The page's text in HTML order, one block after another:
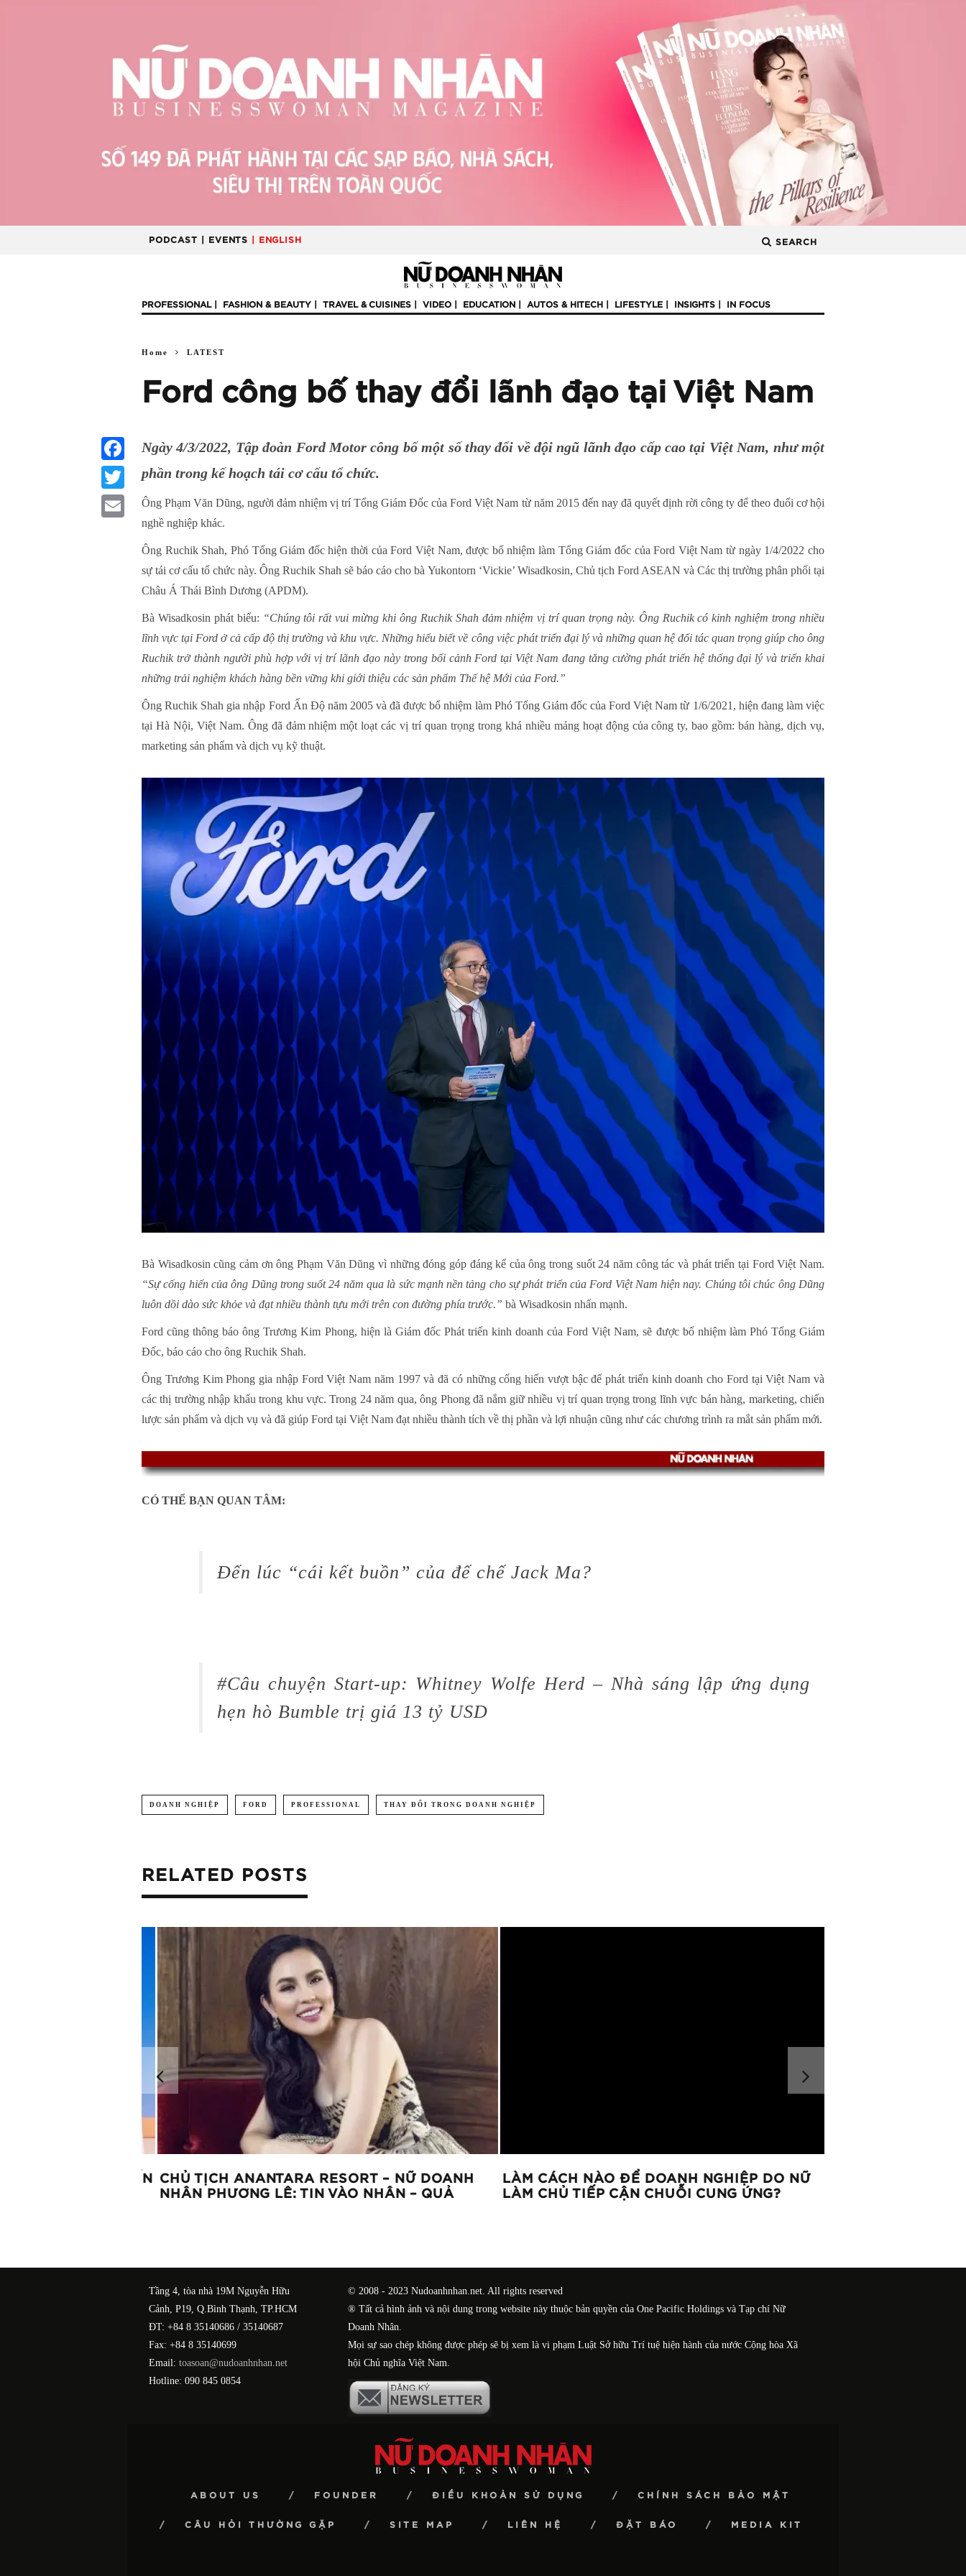
PODCAST | EVENTS | ENGLISH SEARCH
PROFESSIONAL FASHION & BEAUTY TRAVEL & CUISINES VIDEO EDUCATION AUTOS & HITECH LIFESTYLE INSIGHTS IN FOCUS
Home LATEST
Ford công bố thay đổi lãnh đạo tại Việt Nam
Ngày 4/3/2022, Tập đoàn Ford Motor công bố một số thay đổi về đội ngũ lãnh đạo cấp cao tại Việt Nam, như một
phần trong kế hoạch tái cơ cấu tổ chức.
Ông Phạm Văn Dũng, người đảm nhiệm vị trí Tổng Giám Đốc của Ford Việt Nam từ năm 2015 đến nay đã quyết định rời công ty để theo đuổi cơ hội
nghề nghiệp khác.
Ông Ruchik Shah, Phó Tổng Giám đốc hiện thời của Ford Việt Nam, được bổ nhiệm làm Tổng Giám đốc của Ford Việt Nam từ ngày 1/4/2022 cho
sự tái cơ cấu tổ chức này. Ông Ruchik Shah sẽ báo cáo cho bà Yukontorn ‘Vickie’ Wisadkosin, Chủ tịch Ford ASEAN và Các thị trường phân phối tại
Châu Á Thái Bình Dương (APDM).
Bà Wisadkosin phát biểu: “Chúng tôi rất vui mừng khi ông Ruchik Shah đảm nhiệm vị trí quan trọng này. Ông Ruchik có kinh nghiệm trong nhiều
lĩnh vực tại Ford ở cả cấp độ thị trường và khu vực. Những hiểu biết về công việc phát triển đại lý và những quan hệ đối tác quan trọng giúp cho ông
Ruchik trở thành người phù hợp với vị trí lãnh đạo này trong bối cảnh Ford tại Việt Nam đang tăng cường phát triển hệ thống đại lý và triển khai
những trải nghiệm khách hàng bền vững khi giới thiệu các sản phẩm Thế hệ Mới của Ford.”
Ông Ruchik Shah gia nhập Ford Ấn Độ năm 2005 và đã được bổ nhiệm làm Phó Tổng Giám đốc của Ford Việt Nam từ 1/6/2021, hiện đang làm việc
tại Hà Nội, Việt Nam. Ông đã đảm nhiệm một loạt các vị trí quan trọng trong khá nhiều mảng hoạt động của công ty, bao gồm: bán hàng, dịch vụ,
marketing sản phẩm và dịch vụ kỹ thuật.
Bà Wisadkosin cũng cảm ơn ông Phạm Văn Dũng vì những đóng góp đáng kể của ông trong suốt 24 năm công tác và phát triển tại Ford Việt Nam.
“Sự cống hiến của ông Dũng trong suốt 24 năm qua là sức mạnh nền tảng cho sự phát triển của Ford Việt Nam hiện nay. Chúng tôi chúc ông Dũng
luôn dồi dào sức khỏe và đạt nhiều thành tựu mới trên con đường phía trước.” bà Wisadkosin nhấn mạnh.
Ford cũng thông báo ông Trương Kim Phong, hiện là Giám đốc Phát triển kinh doanh của Ford Việt Nam, sẽ được bổ nhiệm làm Phó Tổng Giám
Đốc, báo cáo cho ông Ruchik Shah.
Ông Trương Kim Phong gia nhập Ford Việt Nam năm 1997 và đã có những cống hiến vượt bậc để phát triển kinh doanh cho Ford tại Việt Nam và
các thị trường nhập khẩu trong khu vực. Trong 24 năm qua, ông Phong đã nắm giữ nhiều vị trí quan trọng trong lĩnh vực bán hàng, marketing, chiến
lược sản phẩm và dịch vụ và đã giúp Ford tại Việt Nam đạt nhiều thành tích về thị phần và lợi nhuận cũng như các chương trình ra mắt sản phẩm mới.
CÓ THỂ BẠN QUAN TÂM:
Đến lúc “cái kết buồn” của đế chế Jack Ma?
#Câu chuyện Start-up: Whitney Wolfe Herd – Nhà sáng lập ứng dụng
hẹn hò Bumble trị giá 13 tỷ USD
DOANH NGHIỆP FORD PROFESSIONAL THAY ĐỔI TRONG DOANH NGHIỆP
RELATED POSTS
CHỦ TỊCH ANANTARA RESORT – NỮ DOANH
NHÂN PHƯƠNG LÊ: TIN VÀO NHÂN – QUẢ
LÀM CÁCH NÀO ĐỂ DOANH NGHIỆP DO NỮ
LÀM CHỦ TIẾP CẬN CHUỖI CUNG ỨNG?
Facebook
Twitter
Tầng 4, tòa nhà 19M Nguyễn Hữu
Cảnh, P19, Q.Bình Thạnh, TP.HCM
ĐT: +84 8 35140686 / 35140687
Fax: +84 8 35140699
Email: toasoan@nudoanhnhan.net
Hotline: 090 845 0854
© 2008 - 2023 Nudoanhnhan.net. All rights reserved
® Tất cả hình ảnh và nội dung trong website này thuộc bản quyền của One Pacific Holdings và Tạp chí Nữ
Doanh Nhân.
Mọi sự sao chép không được phép sẽ bị xem là vi phạm Luật Sở hữu Trí tuệ hiện hành của nước Cộng hòa Xã
hội Chủ nghĩa Việt Nam.
ABOUT US FOUNDER ĐIỀU KHOẢN SỬ DỤNG CHÍNH SÁCH BẢO MẬT
CÂU HỎI THƯỜNG GẶP SITE MAP LIÊN HỆ ĐẶT BÁO MEDIA KIT